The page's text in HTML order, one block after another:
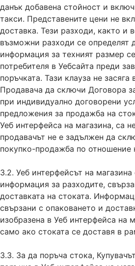
данък добавена стойност и
такси. Представените цени не
доставка. Тези разходи, както и
възможни разходи се определят
информация за техният размер
потребителя в Уебсайта преди
поръчката. Тази клауза не
Продавача да сключи Договора
при индивидуално договорени
предложения за продажба на
Уеб интерфейса на магазина, са
продавачът не е задължен да
покупко-продажба по отношение
3.2. Уеб интерфейсът на
информация за разходите,
доставката на стоката.
свързани с опаковането и
изобразена в Уеб интерфейса на
само ако стоката се доставя в
3.3. За да поръча стока,